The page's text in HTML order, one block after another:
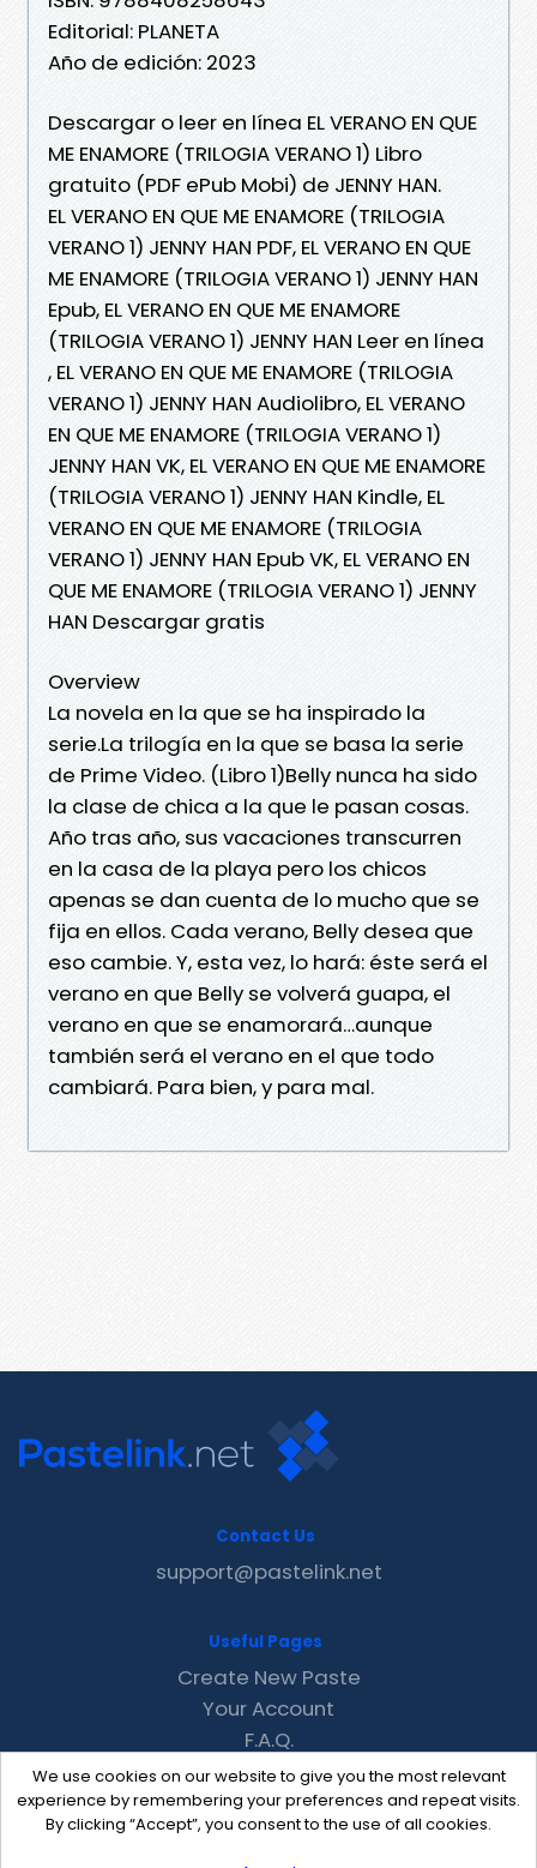
Editorial: PLANETA
Año de edición: 2023
Descargar o leer en línea EL VERANO EN QUE
ME ENAMORE (TRILOGIA VERANO 1) Libro
gratuito (PDF ePub Mobi) de JENNY HAN.
EL VERANO EN QUE ME ENAMORE (TRILOGIA
VERANO 1) JENNY HAN PDF, EL VERANO EN QUE
ME ENAMORE (TRILOGIA VERANO 1) JENNY HAN
Epub, EL VERANO EN QUE ME ENAMORE
(TRILOGIA VERANO 1) JENNY HAN Leer en línea
, EL VERANO EN QUE ME ENAMORE (TRILOGIA
VERANO 1) JENNY HAN Audiolibro, EL VERANO
EN QUE ME ENAMORE (TRILOGIA VERANO 1)
JENNY HAN VK, EL VERANO EN QUE ME ENAMORE
(TRILOGIA VERANO 1) JENNY HAN Kindle, EL
VERANO EN QUE ME ENAMORE (TRILOGIA
VERANO 1) JENNY HAN Epub VK, EL VERANO EN
QUE ME ENAMORE (TRILOGIA VERANO 1) JENNY
HAN Descargar gratis
Overview
La novela en la que se ha inspirado la
serie.La trilogía en la que se basa la serie
de Prime Video. (Libro 1)Belly nunca ha sido
la clase de chica a la que le pasan cosas.
Año tras año, sus vacaciones transcurren
en la casa de la playa pero los chicos
apenas se dan cuenta de lo mucho que se
fija en ellos. Cada verano, Belly desea que
eso cambie. Y, esta vez, lo hará: éste será el
verano en que Belly se volverá guapa, el
verano en que se enamorará…aunque
también será el verano en el que todo
cambiará. Para bien, y para mal.
We use cookies on our website to give you the most relevant
experience by remembering your preferences and repeat visits.
By clicking “Accept”, you consent to the use of all cookies.
Contact Us
support@pastelink.net
Useful Pages
Create New Paste
Your Account
F.A.Q.
Recent
Contact